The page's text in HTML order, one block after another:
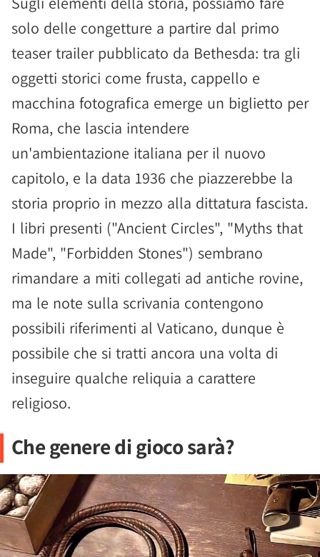
solo delle congetture a partire dal primo
teaser trailer pubblicato da Bethesda: tra gli
oggetti storici come frusta, cappello e
macchina fotografica emerge un biglietto per
Roma, che lascia intendere
un'ambientazione italiana per il nuovo
capitolo, e la data 1936 che piazzerebbe la
storia proprio in mezzo alla dittatura fascista.
I libri presenti ("Ancient Circles", "Myths that
Made", "Forbidden Stones") sembrano
rimandare a miti collegati ad antiche rovine,
ma le note sulla scrivania contengono
possibili riferimenti al Vaticano, dunque è
possibile che si tratti ancora una volta di
inseguire qualche reliquia a carattere
religioso.
Che genere di gioco sarà?